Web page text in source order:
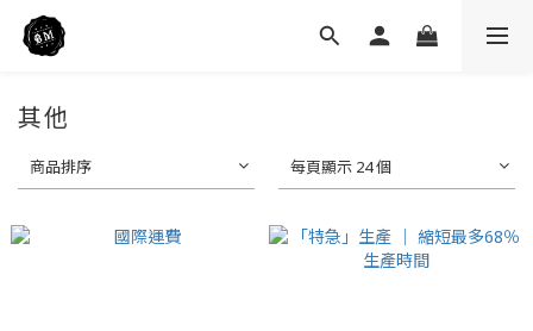
其他
商品排序 每頁顯示 24 個